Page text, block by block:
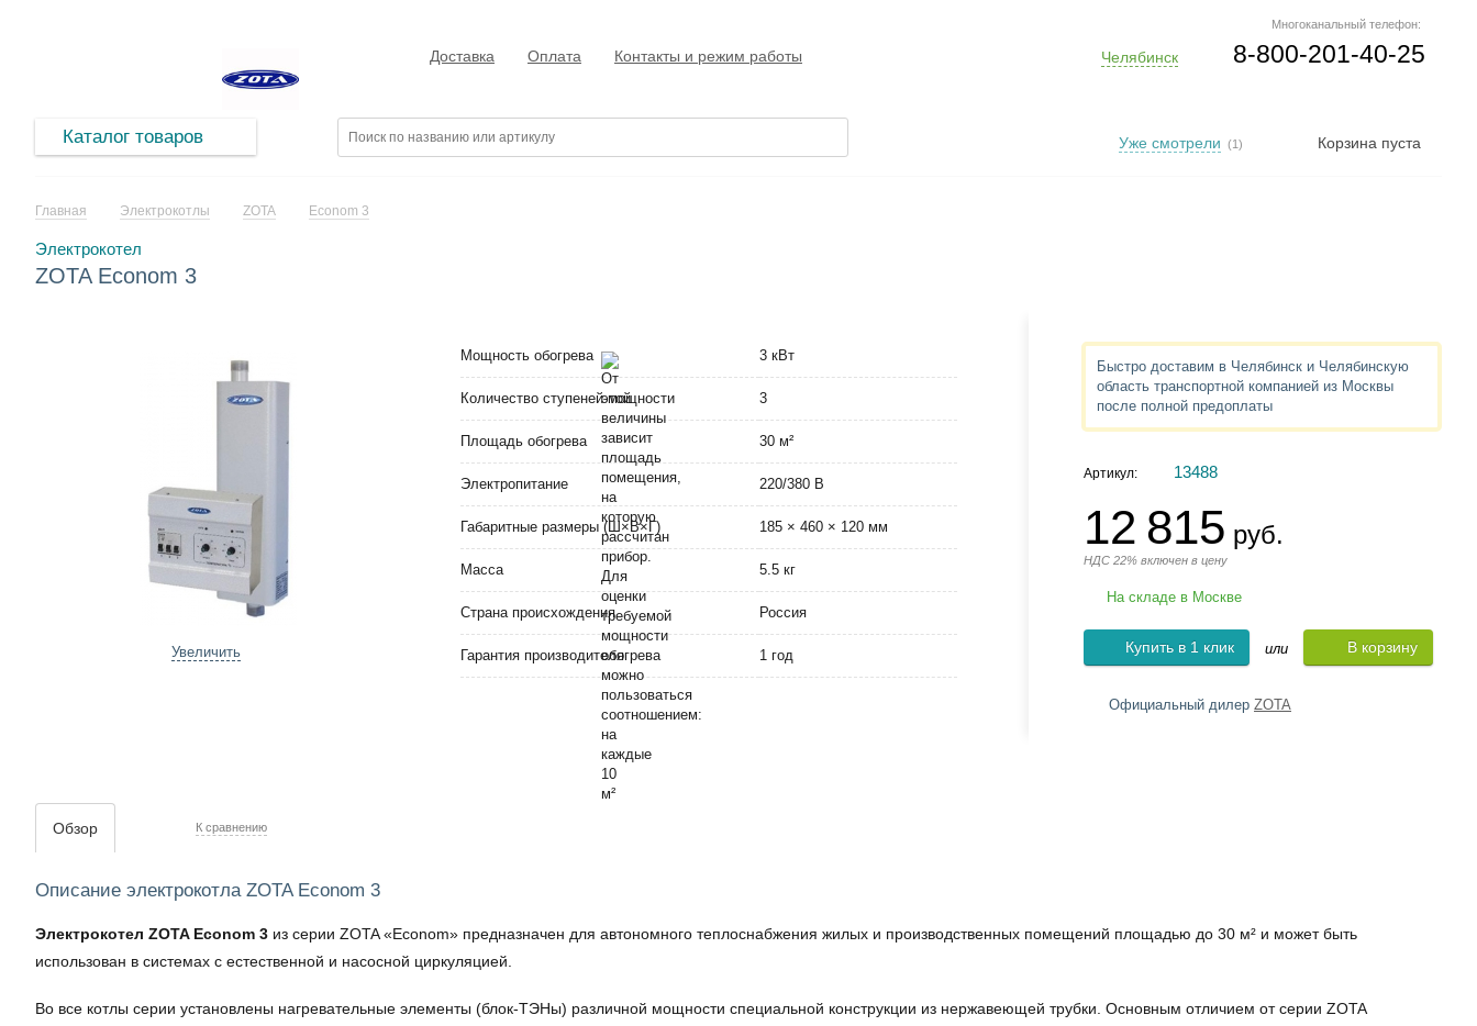
Многоканальный телефон:
8-800-201-40-25
Челябинск
Доставка Оплата Контакты и режим работы
Каталог товаров Корзина пуста
Уже смотрели (1)
Главная Электрокотлы ZOTA Econom 3
Электрокотел
ZOTA Econom 3
Увеличить
Мощность обогрева 3 кВт
Количество ступеней мощности 3
Площадь обогрева 30 м²
Электропитание 220/380 В
Габаритные размеры (Ш×В×Г) 185 × 460 × 120 мм
Масса 5.5 кг
Страна происхождения Россия
Гарантия производителя 1 год
Быстро доставим в Челябинск и Челябинскую
область транспортной компанией из Москвы
после полной предоплаты
Артикул: 13488
12 815 руб.
НДС 22% включен в цену
На складе в Москве
Купить в 1 клик или В корзину
Официальный дилер ZOTA
Обзор К сравнению
Описание электрокотла ZOTA Econom 3
Электрокотел ZOTA Econom 3 из серии ZOTA «Econom» предназначен для автономного теплоснабжения жилых и производственных помещений площадью до 30 м² и может быть
использован в системах с естественной и насосной циркуляцией.
Во все котлы серии установлены нагревательные элементы (блок-ТЭНы) различной мощности специальной конструкции из нержавеющей трубки. Основным отличием от серии ZOTA